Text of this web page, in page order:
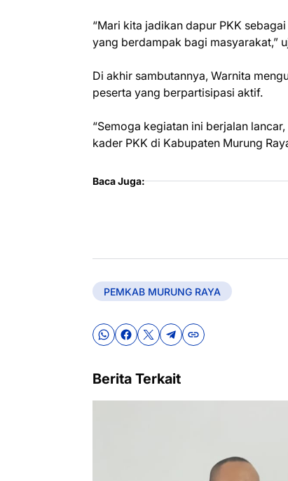
“Mari kita jadikan dapur PKK
yang berdampak bagi masyarakat,”
Di akhir sambutannya, Warnita
peserta yang berpartisipasi aktif.
“Semoga kegiatan ini berjalan
kader PKK di Kabupaten Murung
Baca Juga:
PEMKAB MURUNG RAYA
Berita Terkait